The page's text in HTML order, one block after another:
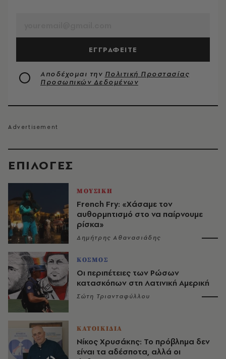
EΠΙΛΟΓΈΣ
ΜΟΥΣΙΚΗ
French Fry: «Χάσαμε τον
αυθορμητισμό στο να παίρνουμε
ρίσκα»
Δημήτρης Αθανασιάδης
ΚΟΣΜΟΣ
Οι περιπέτειες των Ρώσων
κατασκόπων στη Λατινική Αμερική
Σώτη Τριανταφύλλου
ΚΑΤΟΙΚΙΔΙΑ
Νίκος Χρυσάκης: Το πρόβλημα δεν
είναι τα αδέσποτα, αλλά οι
ΕΓΓΡΑΦΕΙΤΕ
Αποδέχομαι την Πολιτική Προστασίας
Προσωπικών Δεδομένων